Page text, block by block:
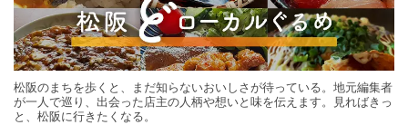
松阪のまちを歩くと、まだ知らないおいしさが待っている。地元編集者
が一人で巡り、出会った店主の人柄や想いと味を伝えます。見ればきっ
と、松阪に行きたくなる。